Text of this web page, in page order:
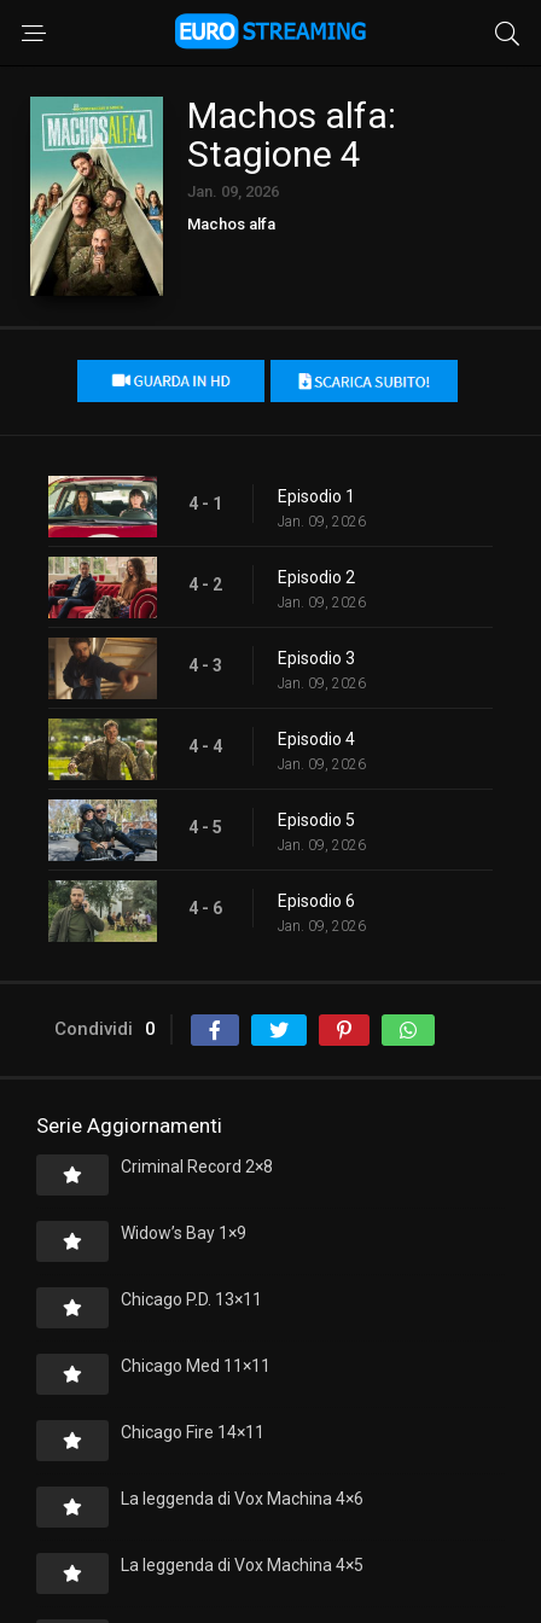
Machos alfa:
Stagione 4
Jan. 09, 2026
Machos alfa
4 - 1 Episodio 1
Jan. 09, 2026
4 - 2 Episodio 2
Jan. 09, 2026
4 - 3 Episodio 3
Jan. 09, 2026
4 - 4 Episodio 4
Jan. 09, 2026
4 - 5 Episodio 5
Jan. 09, 2026
4 - 6 Episodio 6
Jan. 09, 2026
Condividi 0
Serie Aggiornamenti
Criminal Record 2×8
Widow’s Bay 1×9
Chicago P.D. 13×11
Chicago Med 11×11
Chicago Fire 14×11
La leggenda di Vox Machina 4×6
La leggenda di Vox Machina 4×5